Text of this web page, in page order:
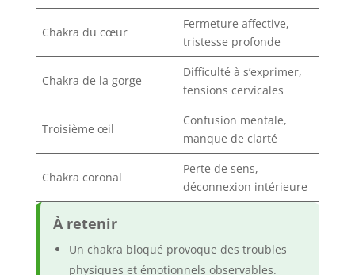
Chakra du cœur
Fermeture affective,
tristesse profonde
Chakra de la gorge
Difficulté à s’exprimer,
tensions cervicales
Troisième œil
Confusion mentale,
manque de clarté
Chakra coronal
Perte de sens,
déconnexion intérieure
À retenir
Un chakra bloqué provoque des troubles
physiques et émotionnels observables.